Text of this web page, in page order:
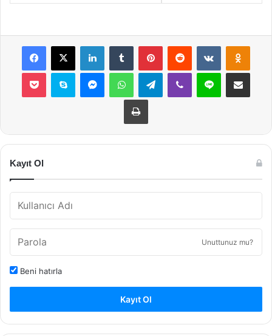
Facebook
X LinkedInTumblr PinterestReddit VKontakte
Pocket Skype MessengerWhatsAppTelegramViber Line E-Posta ile
Yazdır
Kayıt Ol
Unuttunuz mu?
Beni hatırla
Kayıt Ol